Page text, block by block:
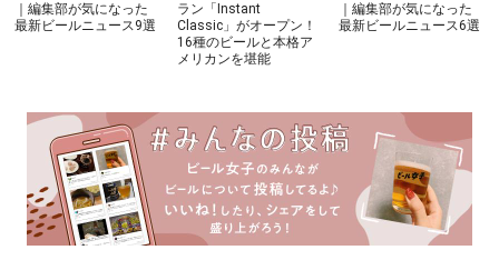
｜編集部が気になった
最新ビールニュース9選
ラン「Instant
Classic」がオープン！
16種のビールと本格ア
メリカンを堪能
｜編集部が気になった
最新ビールニュース6選